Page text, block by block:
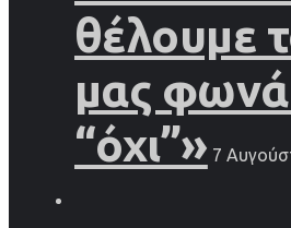
θέλουμε
μας
“όχι”» 7